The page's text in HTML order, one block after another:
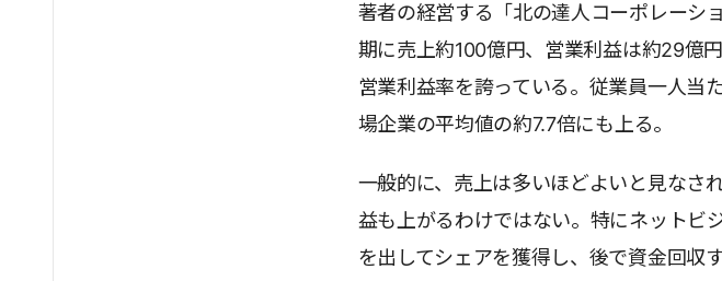
著者の経営する「北の達人コーポレーシ
期に売上約100億円、営業利益は約29億
営業利益率を誇っている。従業員一人当
場企業の平均値の約7.7倍にも上る。
一般的に、売上は多いほどよいと見なさ
益も上がるわけではない。特にネットビ
を出してシェアを獲得し、後で資金回収